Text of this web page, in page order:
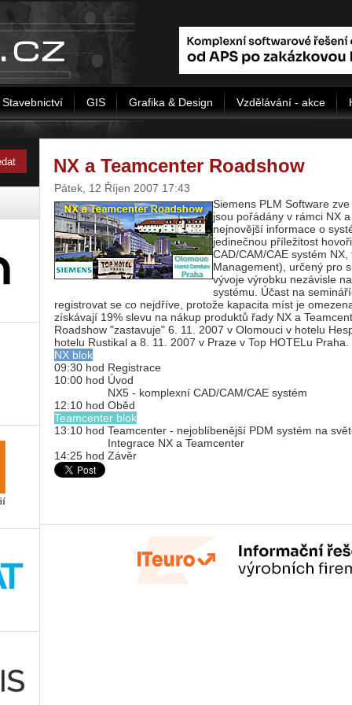
Stavebnictví GIS Grafika & Design Vzdělávání - akce
NX a Teamcenter Roadshow
Pátek, 12 Říjen 2007 17:43
Siemens PLM Software
jsou pořádány v rámci NX
nejnovější informace o
jedinečnou příležitost
CAD/CAM/CAE systém
Management), určený pro
vývoje výrobku nezávisle
systému. Účast na
registrovat se co nejdříve, protože kapacita míst je
získávají 19% slevu na nákup produktů řady NX a
Roadshow "zastavuje" 6. 11. 2007 v Olomouci v hotelu
hotelu Rustikal a 8. 11. 2007 v Praze v Top HOTELu Praha.
NX blok
09:30 hod Registrace
10:00 hod Úvod
NX5 - komplexní CAD/CAM/CAE systém
12:10 hod Oběd
Teamcenter blok
13:10 hod Teamcenter - nejoblíbenější PDM systém na
Integrace NX a Teamcenter
14:25 hod Závěr